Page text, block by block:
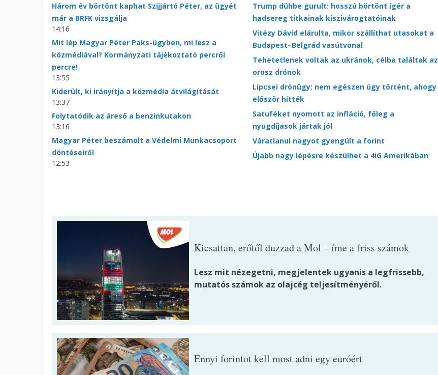
Három év börtönt kaphat Szijjártó Péter, az ügyét
már a BRFK vizsgálja
14:16
Mit lép Magyar Péter Paks-ügyben, mi lesz a
közmédiával? Kormányzati tájékoztató percről
percre!
13:55
Kiderült, ki irányítja a közmédia átvilágítását
13:37
Folytatódik az áreső a benzinkutakon
13:16
Magyar Péter beszámolt a Védelmi Munkacsoport
döntéseiről
12:53
Trump dühbe gurult: hosszú börtönt ígér a
hadsereg titkainak kiszivárogtatóinak
Vitézy Dávid elárulta, mikor szállíthat utasokat a
Budapest–Belgrád vasútvonal
Tehetetlenek voltak az ukránok, célba találtak az
orosz drónok
Lipcsei drónügy: nem egészen úgy történt, ahogy
először hitték
Satuféket nyomott az infláció, főleg a
nyugdíjasok jártak jól
Váratlanul nagyot gyengült a forint
Újabb nagy lépésre készülhet a 4iG Amerikában
Kicsattan, erőtől duzzad a Mol – íme a friss számok
Lesz mit nézegetni, megjelentek ugyanis a legfrissebb,
mutatós számok az olajcég teljesítményéről.
Ennyi forintot kell most adni egy euróért